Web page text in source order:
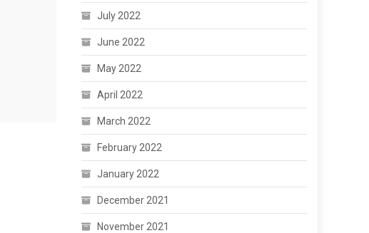
July 2022
June 2022
May 2022
April 2022
March 2022
February 2022
January 2022
December 2021
November 2021